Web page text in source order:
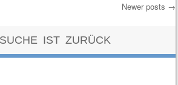
Newer posts →
IST ZURÜCK